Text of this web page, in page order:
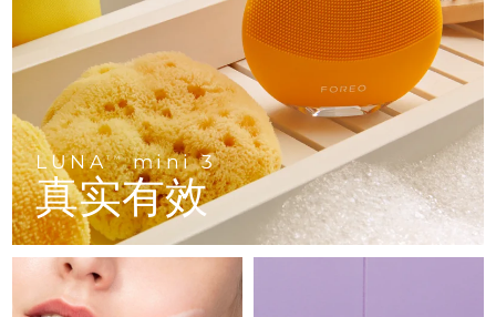
LUNATMmini 3
真实有效
ESPADA™ 设备
All acne treatment devices
眼部护理设备
All revitalizing eye massagers
KIWI™ 皮肤护理
Advanced pore care essentials
LUNA™ Dual-Peptide Scalp
Serum
For healthy hair
issa™ Teeth Whitening Gel
18% PAP
护肤品 男士
全部购买
马恩岛 预计送达日期8/12/26
以色列 8/14/26
意大利 预计送达日期 8/10/26
日本 预计送达日期8/13/26
泽西岛 预计送达日期
哈萨克斯坦